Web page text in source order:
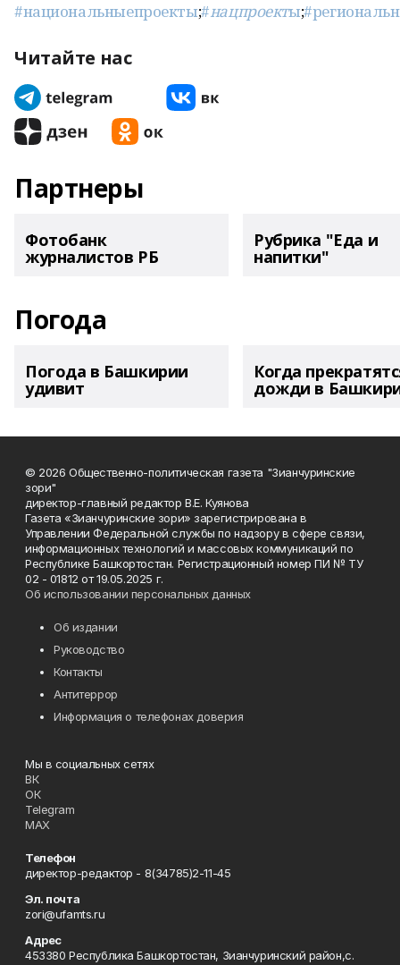
#национальныепроекты;#нацпроекты;
Читайте нас
Партнеры
Фотобанк
журналистов РБ
Рубрика "Еда и
напитки"
Погода
Погода в Башкирии
удивит
Когда
дожди в
© 2026 Общественно-политическая газета "Зианчуринские
зори"
директор-главный редактор В.Е. Куянова
Газета «Зианчуринские зори» зарегистрирована в
Управлении Федеральной службы по надзору в сфере связи,
информационных технологий и массовых коммуникаций по
Республике Башкортостан. Регистрационный номер ПИ № ТУ
02 - 01812 от 19.05.2025 г.
Об использовании персональных данных
Об издании
Руководство
Контакты
Антитеррор
Информация о телефонах доверия
Мы в социальных сетях
ВК
ОК
Telegram
MAX
Телефон
директор-редактор - 8(34785)2-11-45
Эл. почта
zori@ufamts.ru
Адрес
453380 Республика Башкортостан, Зианчуринский район,с.